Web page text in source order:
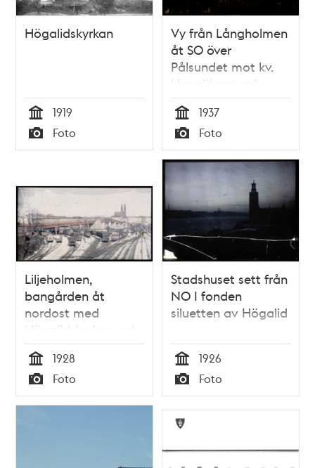
Högalidskyrkan
Tid
1919
Typ
Foto
Vy från Långholmen
åt SO över
Pålsundet mot kv.
Huggjärnet och
Borren i Högalid
Tid
1937
Typ
Foto
Liljeholmen,
bangården åt
nordost med
Högalidskyrkan och
Liljeholmsbron
under byggnad i
bakgrunden
Tid
1928
Typ
Foto
Stadshuset sett från
NO I fonden
siluetten av Högalid
Tid
1926
Typ
Foto